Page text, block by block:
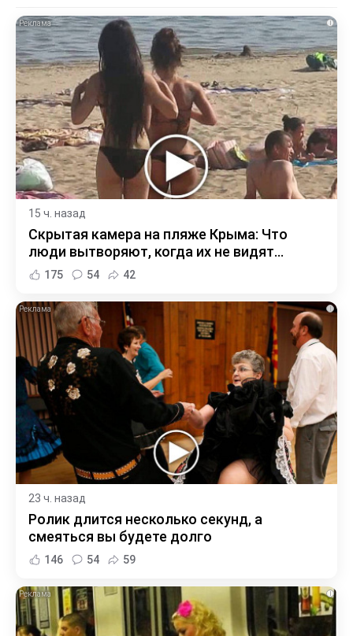
i
15 ч. назад
Скрытая камера на пляже Крыма: Что
люди вытворяют, когда их не видят...
175 54 42
i
23 ч. назад
Ролик длится несколько секунд, а
смеяться вы будете долго
146 54 59
i